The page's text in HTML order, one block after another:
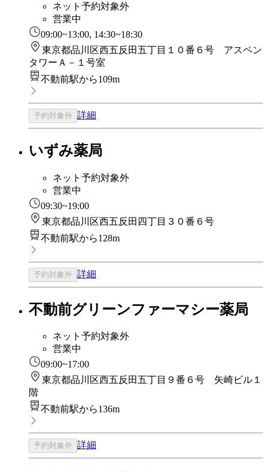
ネット予約対象外
営業中
09:00~13:00, 14:30~18:30
東京都品川区西五反田五丁目１０番６号 アスペン
タワーＡ－１号室
不動前駅から109m
予約対象外 詳細
いずみ薬局
ネット予約対象外
営業中
09:30~19:00
東京都品川区西五反田四丁目３０番６号
不動前駅から128m
予約対象外 詳細
不動前グリーンファーマシー薬局
ネット予約対象外
営業中
09:00~17:00
東京都品川区西五反田五丁目９番６号 矢崎ビル１
階
不動前駅から136m
予約対象外 詳細